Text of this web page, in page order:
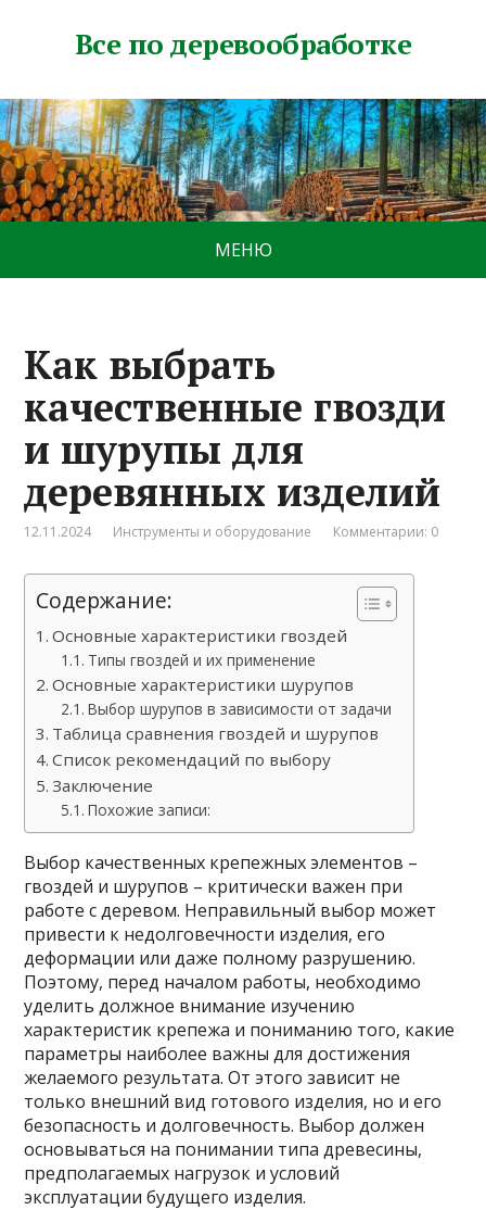
Все по деревообработке
МЕНЮ
Как выбрать
качественные гвозди
и шурупы для
деревянных изделий
12.11.2024 Инструменты и оборудование Комментарии: 0
Содержание:
Основные характеристики гвоздей
Типы гвоздей и их применение
Основные характеристики шурупов
Выбор шурупов в зависимости от задачи
Таблица сравнения гвоздей и шурупов
Список рекомендаций по выбору
Заключение
Похожие записи:
Выбор качественных крепежных элементов –
гвоздей и шурупов – критически важен при
работе с деревом. Неправильный выбор может
привести к недолговечности изделия, его
деформации или даже полному разрушению.
Поэтому, перед началом работы, необходимо
уделить должное внимание изучению
характеристик крепежа и пониманию того, какие
параметры наиболее важны для достижения
желаемого результата. От этого зависит не
только внешний вид готового изделия, но и его
безопасность и долговечность. Выбор должен
основываться на понимании типа древесины,
предполагаемых нагрузок и условий
эксплуатации будущего изделия.